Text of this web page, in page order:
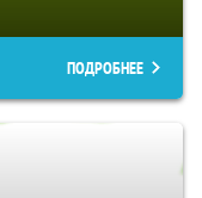
ПОДРОБНЕЕ